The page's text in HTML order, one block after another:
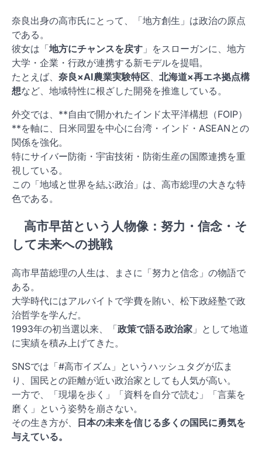
奈良出身の高市氏にとって、「地方創生」は政治の原点
である。
彼女は「地方にチャンスを戻す 」をスローガンに、地方
大学・企業・行政が連携する新モデルを提唱。
たとえば、 奈良×AI農業実験特区
北海道×再エネ拠点構
想など、地域特性に根ざした開発を推進している。
外交では、**自由で開かれたインド太平洋構想（FOIP）
**を軸に、日米同盟を中心に台湾・インド・ASEANとの
関係を強化。
特にサイバー防衛・宇宙技術・防衛生産の国際連携を重
視している。
この「地域と世界を結ぶ政治」は、高市総理の大きな特
色である。
高市早苗という人物像：努力・信念・そ
して未来への挑戦
高市早苗総理の人生は、まさに「努力と信念」の物語で
ある。
大学時代にはアルバイトで学費を賄い、松下政経塾で政
治哲学を学んだ。
1993年の初当選以来、「政策で語る政治家 」として地道
に実績を積み上げてきた。
SNSでは「#高市イズム」というハッシュタグが広ま
り、国民との距離が近い政治家としても人気が高い。
一方で、「現場を歩く」「資料を自分で読む」「言葉を
磨く」という姿勢を崩さない。
その生き方が、
日本の未来を信じる多くの国民に勇気を
与えている。